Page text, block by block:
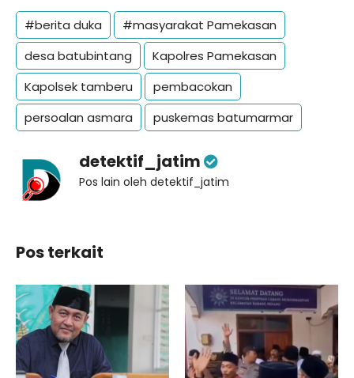
#berita duka
#masyarakat Pamekasan
desa batubintang
Kapolres Pamekasan
Kapolsek tamberu
pembacokan
persoalan asmara
puskemas batumarmar
detektif_jatim
Pos lain oleh detektif_jatim
Pos terkait